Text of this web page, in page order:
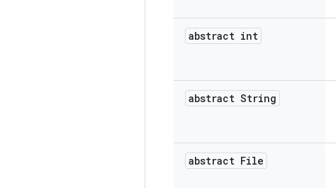
abstract int
abstract String
abstract File